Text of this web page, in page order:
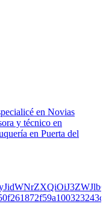
en Novias
y técnico en
en Puerta del